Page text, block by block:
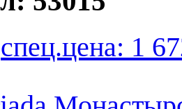
спец.цена: 1